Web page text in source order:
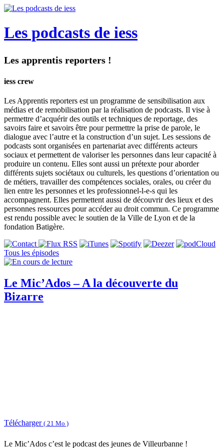
Les podcasts de iess
Les apprentis reporters !
iess crew
Les Apprentis reporters est un programme de sensibilisation aux
médias et de remobilisation par la réalisation de podcasts. Il vise à
permettre d’acquérir des outils et techniques de reportage, des
savoirs faire et savoirs être pour permettre la prise de parole, le
dialogue avec l’autre et la construction d’un sujet. Les sessions de
podcasts sont organisées en partenariat avec différents acteurs
sociaux et permettent de valoriser les personnes dans leur capacité à
produire un contenu. Elles sont aussi un prétexte pour aborder
différents sujets sociétaux ou culturels, les questions d’orientation ou
de métiers, travailler des compétences sociales, orales, ou créer du
lien entre les personnes et les professionnel-l-e-s qui les
accompagnent. Elles permettent aussi de découvrir des lieux et des
personnes ressources pour accéder au droit commun. Ce programme
est rendu possible avec le soutien de la Ville de Lyon et de la
fondation Batigère.
Tous les épisodes
Le Mic’Ados – A la découverte du
Bizarre
Télécharger ( 21 Mo )
Le Mic’Ados c’est le podcast des jeunes de Villeurbanne !